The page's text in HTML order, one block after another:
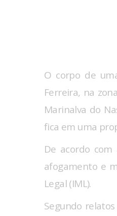
O corpo de
Ferreira, na
Marinalva do
fica em uma
De acordo
afogamento e
Legal (IML).
Segundo